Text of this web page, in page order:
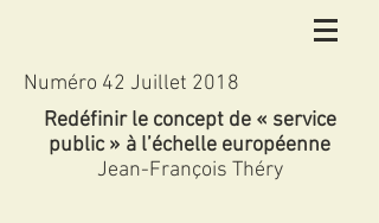
Numéro 42 Juillet 2018
Redéfinir le concept de « service
public » à l’échelle européenne
Jean-François Théry